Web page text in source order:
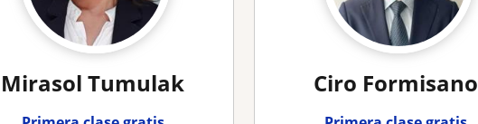
Mirasol Tumulak Ciro Formisano